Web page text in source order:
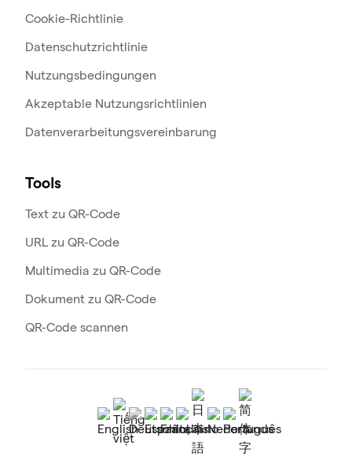
Cookie-Richtlinie
Datenschutzrichtlinie
Nutzungsbedingungen
Akzeptable Nutzungsrichtlinien
Datenverarbeitungsvereinbarung
Tools
Text zu QR-Code
URL zu QR-Code
Multimedia zu QR-Code
Dokument zu QR-Code
QR-Code scannen